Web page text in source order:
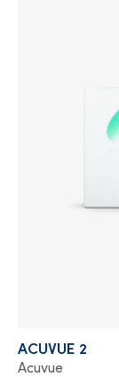
ACUVUE 2
Acuvue